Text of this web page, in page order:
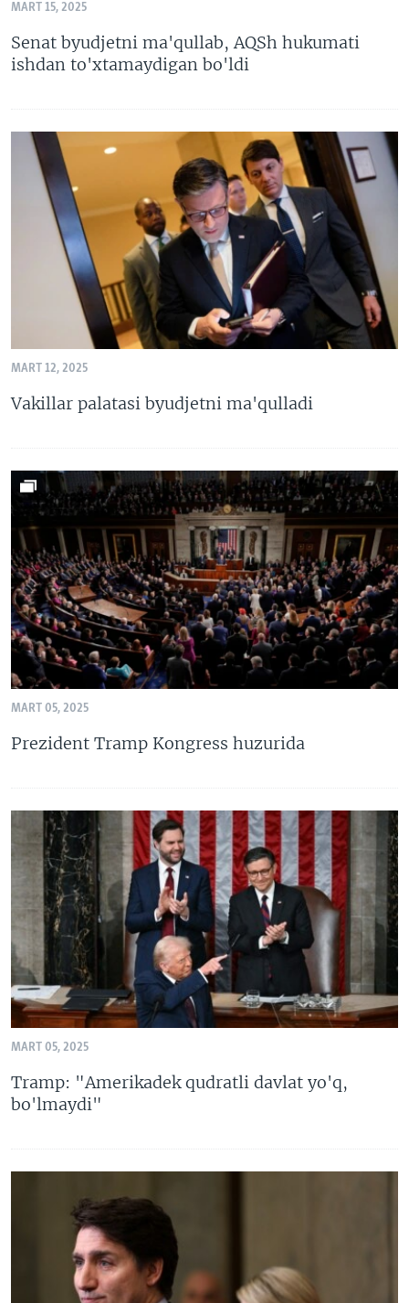
VIDEO
XABARLAR SURATLARDA
ODNOKLASSNIKI
TELEGRAM
MART 15, 2025
Senat byudjetni ma'qullab, AQSh hukumati
ishdan to'xtamaydigan bo'ldi
MART 12, 2025
Vakillar palatasi byudjetni ma'qulladi
MART 05, 2025
Prezident Tramp Kongress huzurida
MART 05, 2025
Tramp: "Amerikadek qudratli davlat yo'q,
bo'lmaydi"